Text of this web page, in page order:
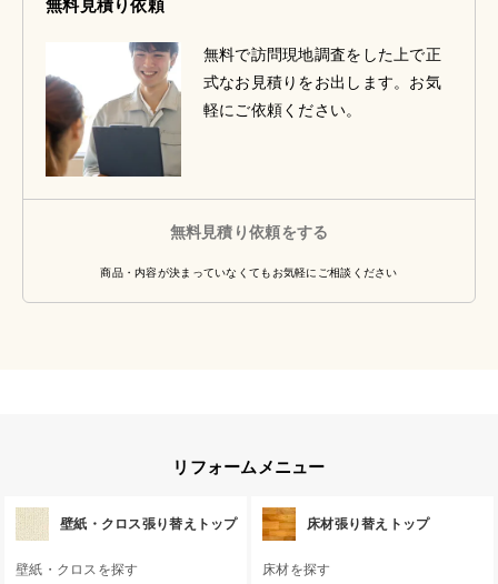
無料見積り依頼
無料で訪問現地調査をした上で正
式なお見積りをお出します。お気
軽にご依頼ください。
無料見積り依頼をする
商品・内容が決まっていなくてもお気軽にご相談ください
リフォームメニュー
壁紙・クロス張り替えトップ
壁紙・クロスを探す
床材張り替えトップ
床材を探す